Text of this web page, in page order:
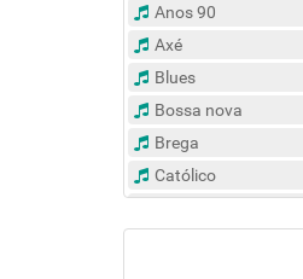
Anos 90
Axé
Blues
Bossa nova
Brega
Católico